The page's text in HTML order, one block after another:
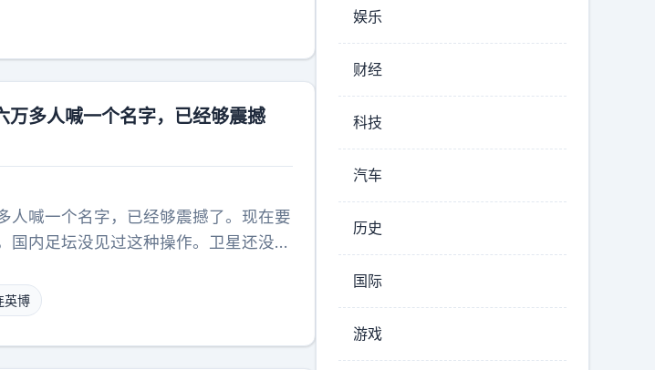
罗克的话语中能够看出，他已然被赵
展给出了不错的建议。
万多人喊一个名字，已经够震撼
人喊一个名字，已经够震撼了。现在要
内足坛没见过这种操作。卫星还没上
英博
娱乐
财经
科技
汽车
历史
国际
游戏